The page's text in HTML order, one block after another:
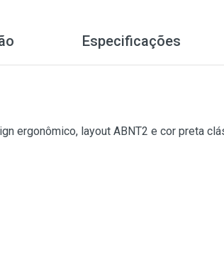
Especificações
ergonômico, layout ABNT2 e cor preta